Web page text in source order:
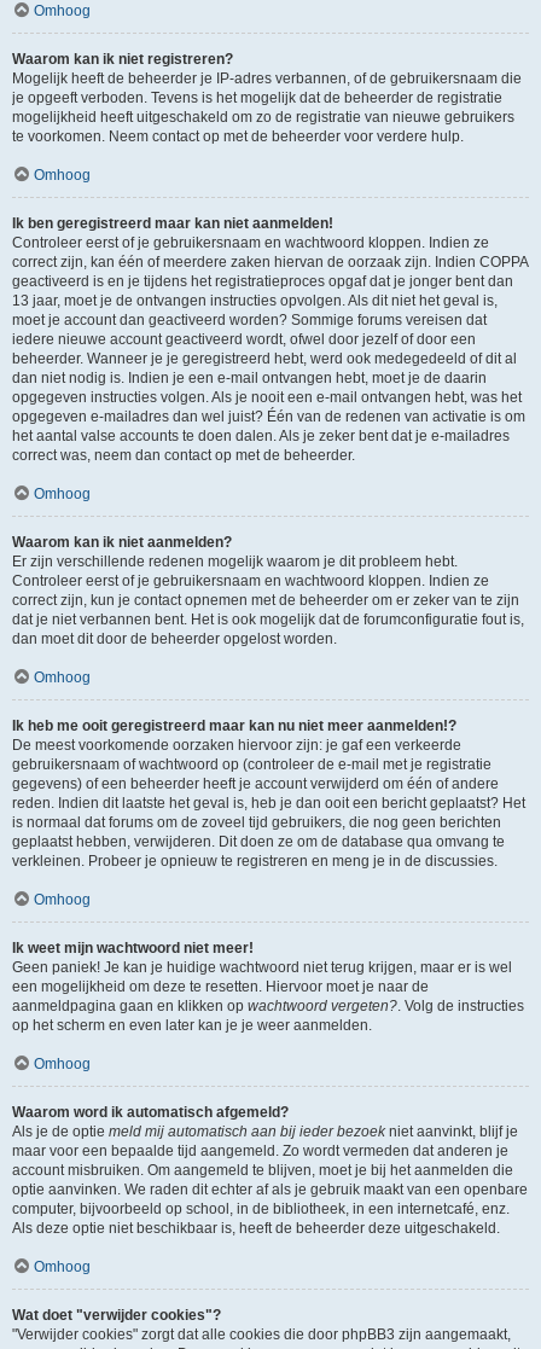
Omhoog
Waarom kan ik niet registreren?
Mogelijk heeft de beheerder je IP-adres verbannen, of de gebruikersnaam die
je opgeeft verboden. Tevens is het mogelijk dat de beheerder de registratie
mogelijkheid heeft uitgeschakeld om zo de registratie van nieuwe gebruikers
te voorkomen. Neem contact op met de beheerder voor verdere hulp.
Omhoog
Ik ben geregistreerd maar kan niet aanmelden!
Controleer eerst of je gebruikersnaam en wachtwoord kloppen. Indien ze
correct zijn, kan één of meerdere zaken hiervan de oorzaak zijn. Indien COPPA
geactiveerd is en je tijdens het registratieproces opgaf dat je jonger bent dan
13 jaar, moet je de ontvangen instructies opvolgen. Als dit niet het geval is,
moet je account dan geactiveerd worden? Sommige forums vereisen dat
iedere nieuwe account geactiveerd wordt, ofwel door jezelf of door een
beheerder. Wanneer je je geregistreerd hebt, werd ook medegedeeld of dit al
dan niet nodig is. Indien je een e-mail ontvangen hebt, moet je de daarin
opgegeven instructies volgen. Als je nooit een e-mail ontvangen hebt, was het
opgegeven e-mailadres dan wel juist? Één van de redenen van activatie is om
het aantal valse accounts te doen dalen. Als je zeker bent dat je e-mailadres
correct was, neem dan contact op met de beheerder.
Omhoog
Waarom kan ik niet aanmelden?
Er zijn verschillende redenen mogelijk waarom je dit probleem hebt.
Controleer eerst of je gebruikersnaam en wachtwoord kloppen. Indien ze
correct zijn, kun je contact opnemen met de beheerder om er zeker van te zijn
dat je niet verbannen bent. Het is ook mogelijk dat de forumconfiguratie fout is,
dan moet dit door de beheerder opgelost worden.
Omhoog
Ik heb me ooit geregistreerd maar kan nu niet meer aanmelden!?
De meest voorkomende oorzaken hiervoor zijn: je gaf een verkeerde
gebruikersnaam of wachtwoord op (controleer de e-mail met je registratie
gegevens) of een beheerder heeft je account verwijderd om één of andere
reden. Indien dit laatste het geval is, heb je dan ooit een bericht geplaatst? Het
is normaal dat forums om de zoveel tijd gebruikers, die nog geen berichten
geplaatst hebben, verwijderen. Dit doen ze om de database qua omvang te
verkleinen. Probeer je opnieuw te registreren en meng je in de discussies.
Omhoog
Ik weet mijn wachtwoord niet meer!
Geen paniek! Je kan je huidige wachtwoord niet terug krijgen, maar er is wel
een mogelijkheid om deze te resetten. Hiervoor moet je naar de
aanmeldpagina gaan en klikken op wachtwoord vergeten?. Volg de instructies
op het scherm en even later kan je je weer aanmelden.
Omhoog
Waarom word ik automatisch afgemeld?
Als je de optie meld mij automatisch aan bij ieder bezoekniet aanvinkt, blijf je
maar voor een bepaalde tijd aangemeld. Zo wordt vermeden dat anderen je
account misbruiken. Om aangemeld te blijven, moet je bij het aanmelden die
optie aanvinken. We raden dit echter af als je gebruik maakt van een openbare
computer, bijvoorbeeld op school, in de bibliotheek, in een internetcafé, enz.
Als deze optie niet beschikbaar is, heeft de beheerder deze uitgeschakeld.
Omhoog
Wat doet "verwijder cookies"?
"Verwijder cookies" zorgt dat alle cookies die door phpBB3 zijn aangemaakt,